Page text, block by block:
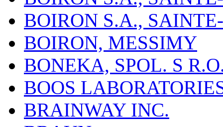
BOIRON S.A.,
BOIRON, MESSIMY
BONEKA, SPOL. S
BOOS
BRAINWAY INC.